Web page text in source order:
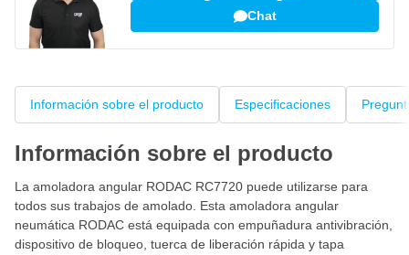
Chat
Información sobre el producto Especificaciones
Información sobre el producto
La amoladora angular RODAC RC7720 puede utilizarse para
todos sus trabajos de amolado. Esta amoladora angular
neumática RODAC está equipada con empuñadura antivibración,
dispositivo de bloqueo, tuerca de liberación rápida y tapa